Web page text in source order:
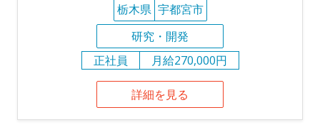
栃木県 宇都宮市
研究・開発
正社員
月給270,000円
詳細を見る